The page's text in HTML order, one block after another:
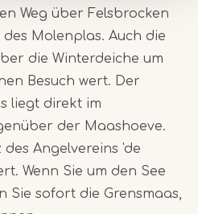
Weg über Felsbrocken
Molenplas. Auch die
die Winterdeiche um
Besuch wert. Der
liegt direkt im
der Maashoeve.
des Angelvereins 'de
Wenn Sie um den See
Sie sofort die Grensmaas,